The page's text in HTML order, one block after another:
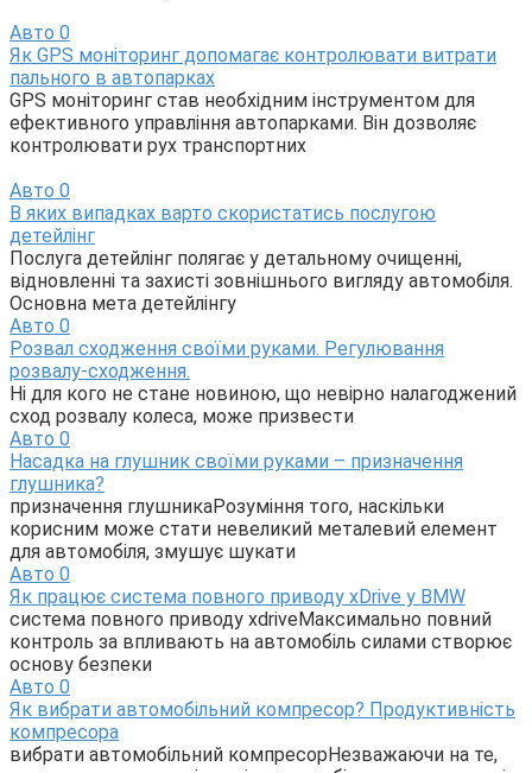
Авто 0
Як GPS моніторинг допомагає контролювати витрати
пального в автопарках
GPS моніторинг став необхідним інструментом для
ефективного управління автопарками. Він дозволяє
контролювати рух транспортних
Авто 0
В яких випадках варто скористатись послугою
детейлінг
Послуга детейлінг полягає у детальному очищенні,
відновленні та захисті зовнішнього вигляду автомобіля.
Основна мета детейлінгу
Авто 0
Розвал сходження своїми руками. Регулювання
розвалу-сходження.
Ні для кого не стане новиною, що невірно налагоджений
сход розвалу колеса, може призвести
Авто 0
Насадка на глушник своїми руками – призначення
глушника?
призначення глушникаРозуміння того, наскільки
корисним може стати невеликий металевий елемент
для автомобіля, змушує шукати
Авто 0
Як працює система повного приводу xDrive у BMW
система повного приводу xdriveМаксимально повний
контроль за впливають на автомобіль силами створює
основу безпеки
Авто 0
Як вибрати автомобільний компресор? Продуктивнiсть
компресора
вибрати автомобільний компресорНезважаючи на те,